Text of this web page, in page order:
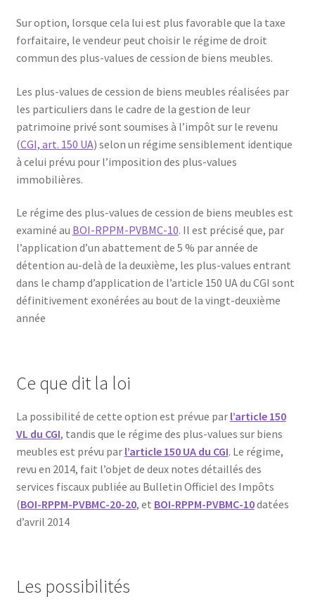
Sur option, lorsque cela lui est plus favorable que la taxe
forfaitaire, le vendeur peut choisir le régime de droit
commun des plus-values de cession de biens meubles.
Les plus-values de cession de biens meubles réalisées par
les particuliers dans le cadre de la gestion de leur
patrimoine privé sont soumises à l’impôt sur le revenu
(CGI, art. 150 UA) selon un régime sensiblement identique
à celui prévu pour l’imposition des plus-values
immobilières.
Le régime des plus-values de cession de biens meubles est
examiné au BOI-RPPM-PVBMC-10. Il est précisé que, par
l’application d’un abattement de 5 % par année de
détention au-delà de la deuxième, les plus-values entrant
dans le champ d’application de l’article 150 UA du CGI sont
définitivement exonérées au bout de la vingt-deuxième
année
Ce que dit la loi
La possibilité de cette option est prévue par l’article 150
VL du CGI, tandis que le régime des plus-values sur biens
meubles est prévu par l’article 150 UA du CGI. Le régime,
revu en 2014, fait l’objet de deux notes détaillés des
services fiscaux publiée au Bulletin Officiel des Impôts
(BOI-RPPM-PVBMC-20-20, et BOI-RPPM-PVBMC-10datées
d’avril 2014
Les possibilités